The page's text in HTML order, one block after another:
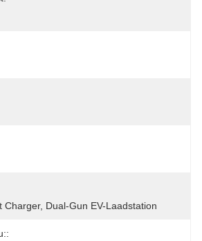
Charger, Dual-Gun EV-Laadstation